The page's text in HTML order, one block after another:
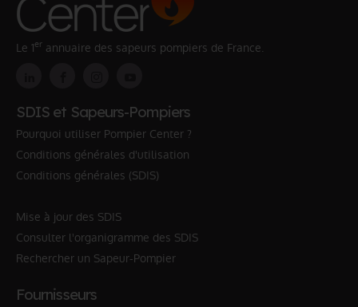
Le 1er annuaire des sapeurs pompiers de France.
SDIS et Sapeurs-Pompiers
Pourquoi utiliser Pompier Center ?
Conditions générales d'utilisation
Conditions générales (SDIS)
Mise à jour des SDIS
Consulter l'organigramme des SDIS
Rechercher un Sapeur-Pompier
Fournisseurs